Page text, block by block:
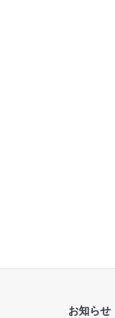
お知らせ